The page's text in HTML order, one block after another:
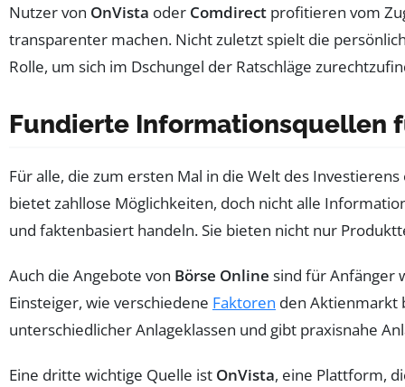
Nutzer von OnVista oder Comdirect profitieren vom
transparenter machen. Nicht zuletzt spielt die
Rolle, um sich im Dschungel der Ratschläge
Fundierte Informationsquellen
Für alle, die zum ersten Mal in die Welt des
bietet zahllose Möglichkeiten, doch nicht alle
und faktenbasiert handeln. Sie bieten nicht nur
Auch die Angebote von Börse Online sind für Anfänger
Einsteiger, wie verschiedene Faktoren den Aktienmarkt
unterschiedlicher Anlageklassen und gibt praxisnahe
Eine dritte wichtige Quelle ist OnVista, eine Plattform,